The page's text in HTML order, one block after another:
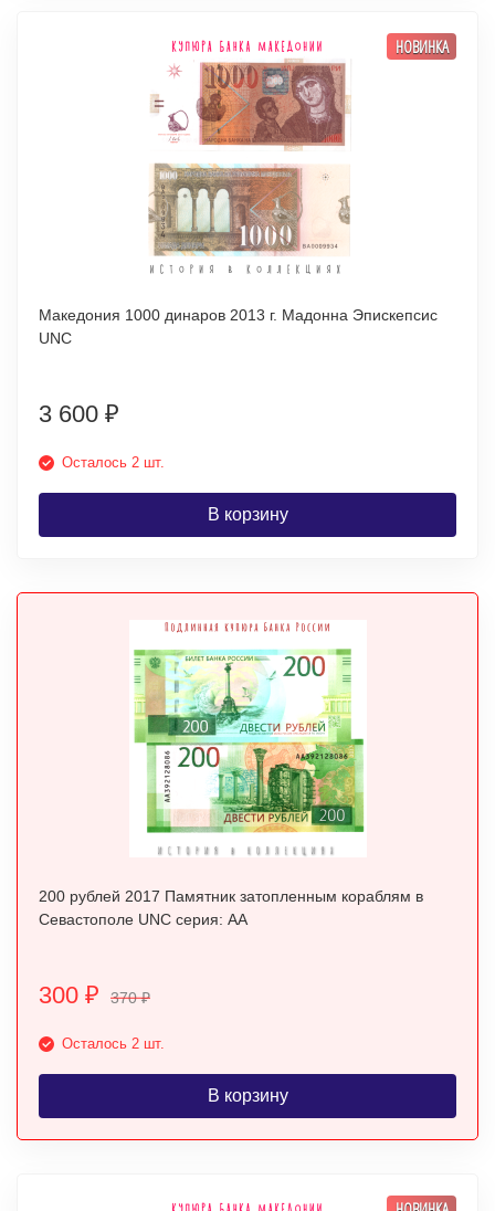
НОВИНКА
Македония 1000 динаров 2013 г. Мадонна Эпискепсис
UNC
3 600 ₽
Осталось 2 шт.
В корзину
200 рублей 2017 Памятник затопленным кораблям в
Севастополе UNC серия: АА
300 ₽ 370₽
Осталось 2 шт.
В корзину